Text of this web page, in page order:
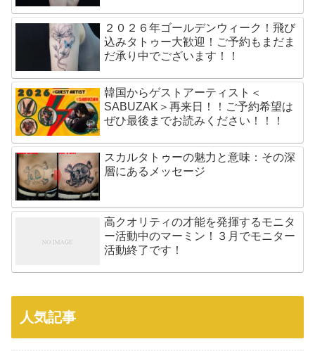
２０２６年ゴールデンウィーク！飛び
込みタトゥー大歓迎！ご予約もまだま
だ承り中でございます！！
韓国からゲストアーティスト＜
SABUZAK＞再来日！！ご予約希望は
ぜひ最後までお読みください！！！
スカルタトゥーの魅力と意味：その深
層にあるメッセージ
高クオリティの才能を発揮するモニタ
ー活動中のマーミン！３月でモニター
活動終了です！
人気記事